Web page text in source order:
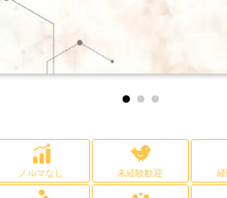
ノルマなし 未経験歓迎